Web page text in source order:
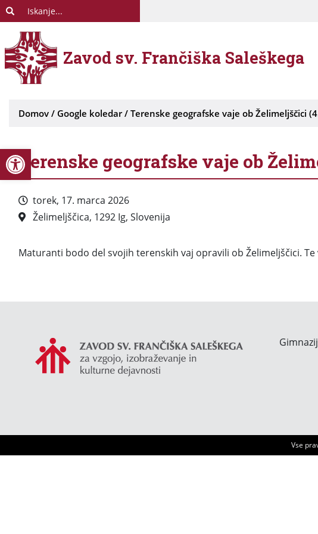
Open toolbar
Zavod sv. Frančiška Saleškega
Domov / Google koledar/ Terenske geografske vaje ob Želimeljščici
Terenske geografske vaje ob
torek, 17. marca 2026
Želimeljščica, 1292 Ig, Slovenija
Maturanti bodo del svojih terenskih vaj opravili ob Želimeljščici. Te
Vse